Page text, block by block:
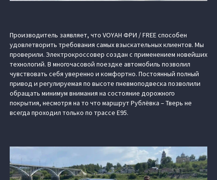
Производитель заявляет, что VOYAH ФРИ / FREE способен
удовлетворить требования самых взыскательных клиентов. Мы
проверили. Электрокроссовер создан с применением новейших
технологий. В многочасовой поездке автомобиль позволил
чувствовать себя уверенно и комфортно. Постоянный полный
привод и регулируемая по высоте пневмоподвеска позволили
обращать минимум внимания на состояние дорожного
покрытия, несмотря на то что маршрут Рублёвка – Тверь не
всегда проходил только по трассе Е95.